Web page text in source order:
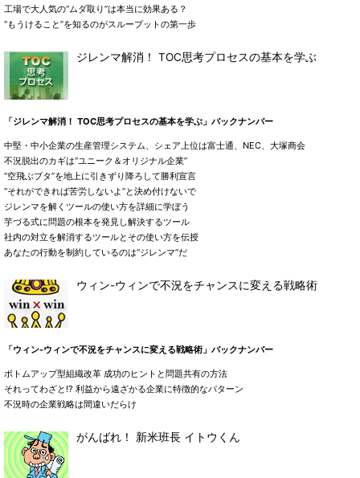
工場で大人気の“ムダ取り”は本当に効果ある？
“もうけること”を知るのがスループットの第一歩
ジレンマ解消！ TOC思考プロセスの基本を学ぶ
「ジレンマ解消！ TOC思考プロセスの基本を学ぶ」バックナンバー
中堅・中小企業の生産管理システム、シェア上位は富士通、NEC、大塚商会
不況脱出のカギは“ユニーク＆オリジナル企業”
“空飛ぶブタ”を地上に引きずり降ろして勝利宣言
“それができれば苦労しないよ”と決め付けないで
ジレンマを解くツールの使い方を詳細に学ぼう
芋づる式に問題の根本を発見し解決するツール
社内の対立を解消するツールとその使い方を伝授
あなたの行動を制約しているのは“ジレンマ”だ
ウィン-ウィンで不況をチャンスに変える戦略術
「ウィン-ウィンで不況をチャンスに変える戦略術」バックナンバー
ボトムアップ型組織改革 成功のヒントと問題共有の方法
それってわざと!? 利益から遠ざかる企業に特徴的なパターン
不況時の企業戦略は間違いだらけ
がんばれ！ 新米班長 イトウくん